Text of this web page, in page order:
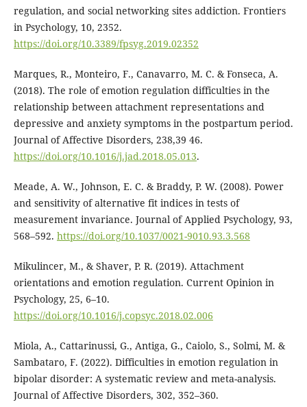
regulation, and social networking sites addiction. Frontiers
in Psychology, 10, 2352.
https://doi.org/10.3389/fpsyg.2019.02352
Marques, R., Monteiro, F., Canavarro, M. C. & Fonseca, A.
(2018). The role of emotion regulation difficulties in the
relationship between attachment representations and
depressive and anxiety symptoms in the postpartum period.
Journal of Affective Disorders, 238,39 46.
https://doi.org/10.1016/j.jad.2018.05.013.
Meade, A. W., Johnson, E. C. & Braddy, P. W. (2008). Power
and sensitivity of alternative fit indices in tests of
measurement invariance. Journal of Applied Psychology, 93,
568–592. https://doi.org/10.1037/0021-9010.93.3.568
Mikulincer, M., & Shaver, P. R. (2019). Attachment
orientations and emotion regulation. Current Opinion in
Psychology, 25, 6–10.
https://doi.org/10.1016/j.copsyc.2018.02.006
Miola, A., Cattarinussi, G., Antiga, G., Caiolo, S., Solmi, M. &
Sambataro, F. (2022). Difficulties in emotion regulation in
bipolar disorder: A systematic review and meta-analysis.
Journal of Affective Disorders, 302, 352–360.